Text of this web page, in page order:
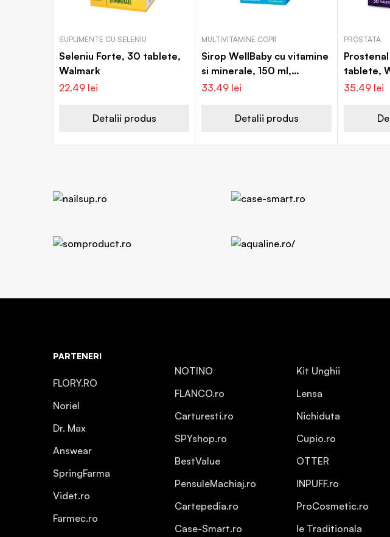
SUPLIMENTE CU SELENIU
Seleniu Forte, 30 tablete,
Walmark
22.49 lei
Detalii produs
MULTIVITAMINE COPII
Sirop WellBaby cu vitamine
si minerale, 150 ml,
Vitabiotics
33.49 lei
Detalii produs
PROSTATA
tablete,
35.49 lei
PARTENERI
FLORY.RO
Noriel
Dr. Max
Answear
SpringFarma
Videt.ro
Farmec.ro
NOTINO
FLANCO.ro
Carturesti.ro
SPYshop.ro
BestValue
PensuleMachiaj.ro
Cartepedia.ro
Case-Smart.ro
Kit Unghii
Lensa
Nichiduta
Cupio.ro
OTTER
INPUFF.ro
ProCosmetic.ro
Ie Traditionala